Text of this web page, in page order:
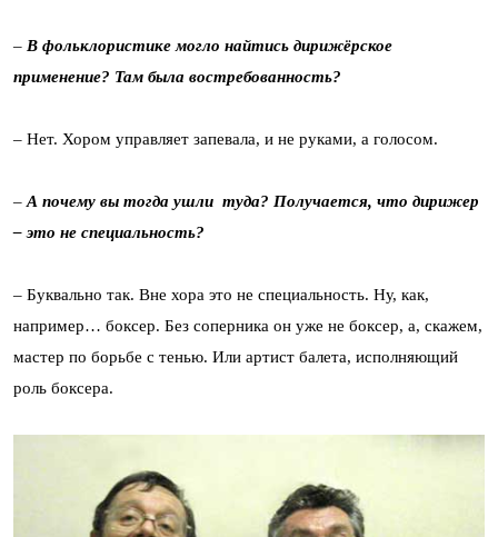
– В фольклористике могло найтись дирижёрское
применение? Там была востребованность?
– Нет. Хором управляет запевала, и не руками, а голосом.
– А почему вы тогда ушли туда? Получается, что дирижер
–это не специальность?
– Буквально так. Вне хора это не специальность. Ну, как,
например… боксер. Без соперника он уже не боксер, а, скажем,
мастер по борьбе с тенью. Или артист балета, исполняющий
роль боксера.